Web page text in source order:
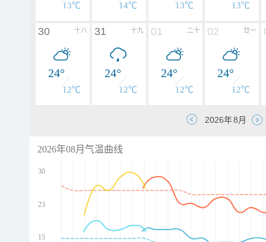
13℃ 14℃ 13℃ 13℃
十八
30
24°
12℃
十九
31
24°
12℃
二十
01
24°
12℃
廿一
02
24°
12℃
2026年08月气温曲线
30
23
15